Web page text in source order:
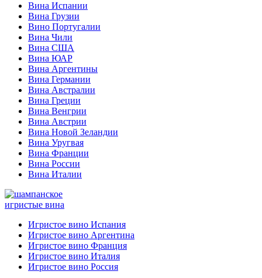
Вина Испании
Вина Грузии
Вино Португалии
Вина Чили
Вина США
Вина ЮАР
Вина Аргентины
Вина Германии
Вина Австралии
Вина Греции
Вина Венгрии
Вина Австрии
Вина Новой Зеландии
Вина Уругвая
Вина Франции
Вина России
Вина Италии
игристые вина
Игристое вино Испания
Игристое вино Аргентина
Игристое вино Франция
Игристое вино Италия
Игристое вино Россия